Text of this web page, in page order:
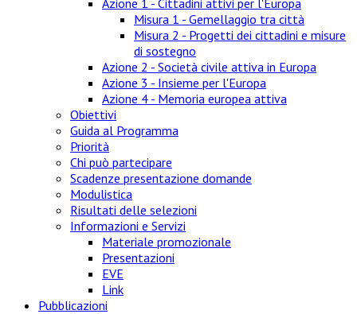
Azione 1 - Cittadini attivi per l'Europa
Misura 1 - Gemellaggio tra città
Misura 2 - Progetti dei cittadini e misure
di sostegno
Azione 2 - Società civile attiva in Europa
Azione 3 - Insieme per l'Europa
Azione 4 - Memoria europea attiva
Obiettivi
Guida al Programma
Priorità
Chi può partecipare
Scadenze presentazione domande
Modulistica
Risultati delle selezioni
Informazioni e Servizi
Materiale promozionale
Presentazioni
EVE
Link
Pubblicazioni